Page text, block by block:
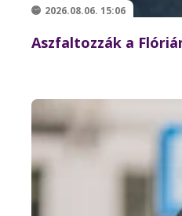
2026.08.06. 15:06
Aszfaltozzák a